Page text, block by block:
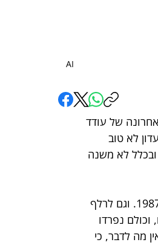
של עודד
לא טוב
ובכלל לא משנה
כך קרה לדייויד בלאט אחרי הזכייה ביורוליג ב-2014. והרבה-הרבה לפניו, לצביקה שרף ב-1987. וגם לרלף
וכולם נפרדו
מה לדבר, כי
AI